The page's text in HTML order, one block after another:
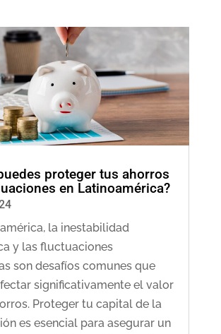
proteger tus ahorros
en Latinoamérica?
la inestabilidad
y las fluctuaciones
son desafíos comunes que
significativamente el valor
Proteger tu capital de la
es esencial para asegurar un